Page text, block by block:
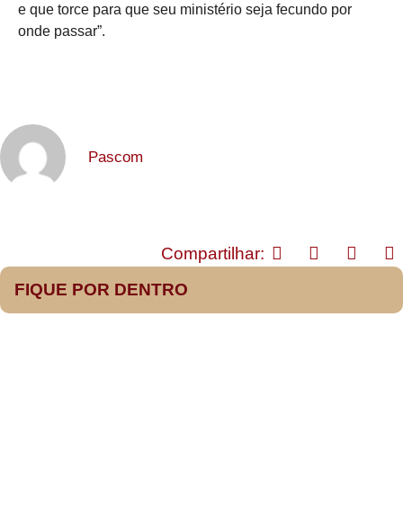
e que torce para que seu ministério seja fecundo por
onde passar”.
Pascom
Compartilhar:
FIQUE POR DENTRO